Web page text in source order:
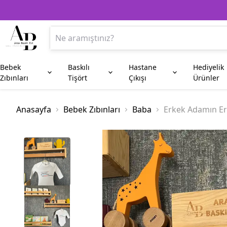
Bebek
Zıbınları
Anne Baba
Amca Hala
Enişte Sünnet
Baskılı
Tişört
Aile Kombin
Hastane
Çıkışı
Beşiktaş Fenerbahçe
Hediyelik
Ürünler
Kupa Bardak Plaket
Anneye Hediyeler
Anasayfa Bebek Zıbınları Baba Erkek Adamın